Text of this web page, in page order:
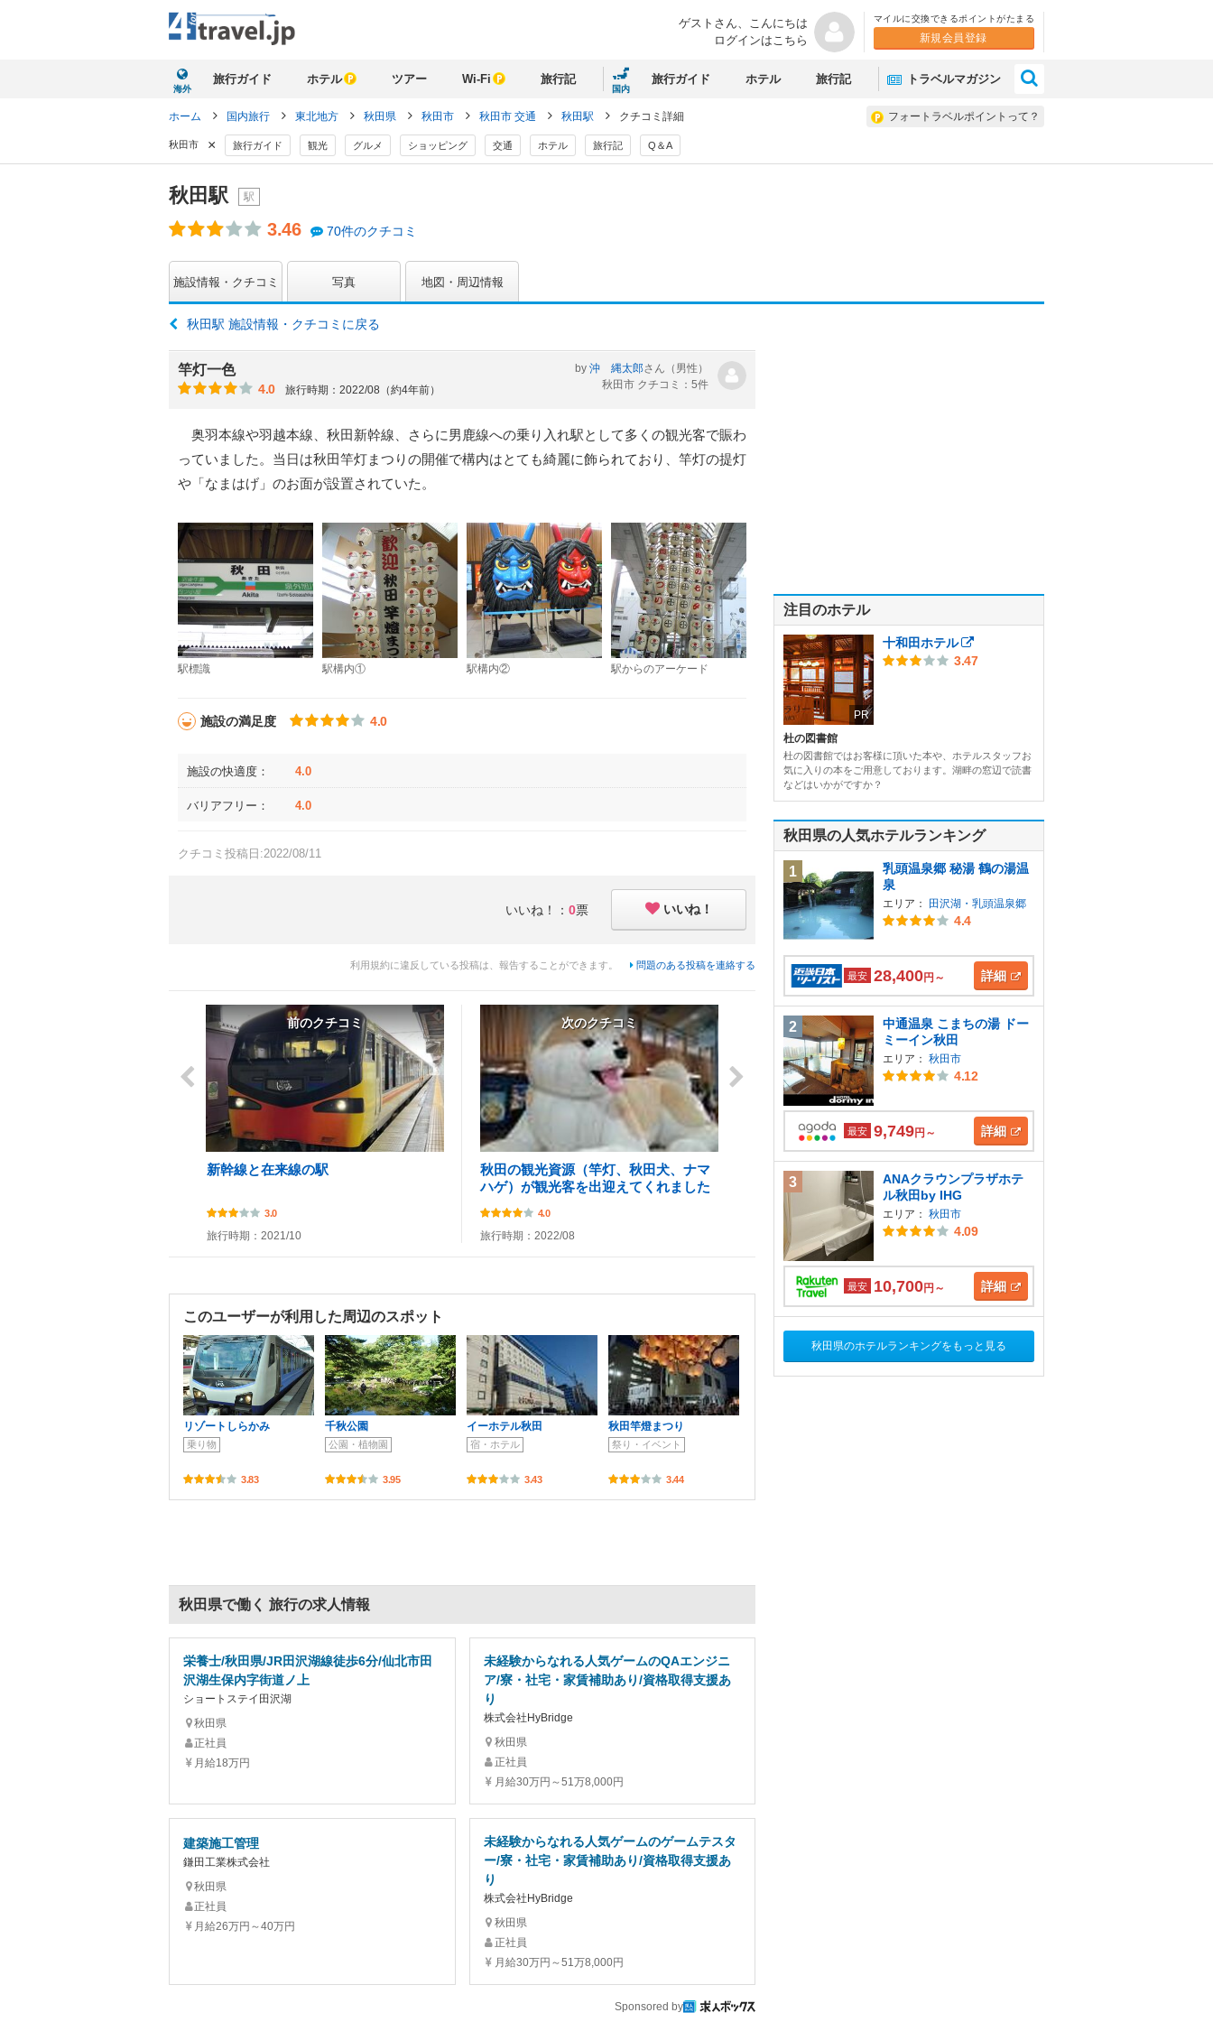
ゲストさん、 こんにちは
ログインはこちら
マイルに交換できるポイントがたまる
新規会員登録
海外
旅行ガイド ホテル ツアー Wi-Fi 旅行記
国内
旅行ガイド ホテル 旅行記 トラベルマガジン
フォートラベルポイントって？
ホーム 国内旅行 東北地方 秋田県 秋田市 秋田市 交通 秋田駅 クチコミ詳細
秋田市 × 旅行ガイド 観光 グルメ ショッピング 交通 ホテル 旅行記 Q＆A
秋田駅 駅
3.46 70件のクチコミ
施設情報・クチコミ 写真 地図・周辺情報
秋田駅 施設情報・クチコミに戻る
竿灯一色
4.0 旅行時期：2022/08（約4年前）
by 沖 縄太郎さん （男性）
秋田市 クチコミ：5件
奥羽本線や羽越本線、秋田新幹線、さらに男鹿線への乗り入れ駅として多くの観光客で賑わ
っていました。当日は秋田竿灯まつりの開催で構内はとても綺麗に飾られており、竿灯の提灯
や「なまはげ」のお面が設置されていた。
駅標識 駅構内① 駅構内② 駅からのアーケード
施設の満足度 4.0
施設の快適度： 4.0
バリアフリー： 4.0
クチコミ投稿日:2022/08/11
いいね！： 0票 いいね！
利用規約に違反している投稿は、報告することができます。 問題のある投稿を連絡する
前のクチコミ
新幹線と在来線の駅
3.0
旅行時期：2021/10
次のクチコミ
秋田の観光資源（竿灯、秋田犬、ナマ
ハゲ）が観光客を出迎えてくれました
4.0
旅行時期：2022/08
このユーザーが利用した周辺のスポット
リゾートしらかみ
乗り物
3.83
千秋公園
公園・植物園
3.95
イーホテル秋田
宿・ホテル
3.43
秋田竿燈まつり
祭り・イベント
3.44
秋田県で働く 旅行の求人情報
栄養士/秋田県/JR田沢湖線徒歩6分/仙北市田
沢湖生保内字街道ノ上
ショートステイ田沢湖
秋田県
正社員
月給18万円
未経験からなれる人気ゲームのQAエンジニ
ア/寮・社宅・家賃補助あり/資格取得支援あ
り
株式会社HyBridge
秋田県
正社員
月給30万円～51万8,000円
建築施工管理
鎌田工業株式会社
秋田県
正社員
月給26万円～40万円
未経験からなれる人気ゲームのゲームテスタ
ー/寮・社宅・家賃補助あり/資格取得支援あ
り
株式会社HyBridge
秋田県
正社員
月給30万円～51万8,000円
Sponsored by
注目のホテル
PR
十和田ホテル
3.47
杜の図書館
杜の図書館ではお客様に頂いた本や、ホテルスタッフお
気に入りの本をご用意しております。湖畔の窓辺で読書
などはいかがですか？
秋田県の人気ホテルランキング
1
乳頭温泉郷 秘湯 鶴の湯温
泉
エリア： 田沢湖・乳頭温泉郷
4.4
最安 28,400円～ 詳細
2
中通温泉 こまちの湯 ドー
ミーイン秋田
エリア： 秋田市
4.12
最安 9,749円～ 詳細
3
ANAクラウンプラザホテ
ル秋田by IHG
エリア： 秋田市
4.09
最安 10,700円～ 詳細
秋田県のホテルランキングをもっと見る